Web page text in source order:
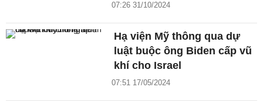
07:26 31/10/2024
Hạ viện Mỹ thông qua dự
luật buộc ông Biden cấp vũ
khí cho Israel
07:51 17/05/2024